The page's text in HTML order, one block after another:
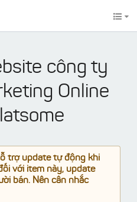
công ty
Online
trợ update tự động khi
với item này, update
bán. Nên cân nhắc